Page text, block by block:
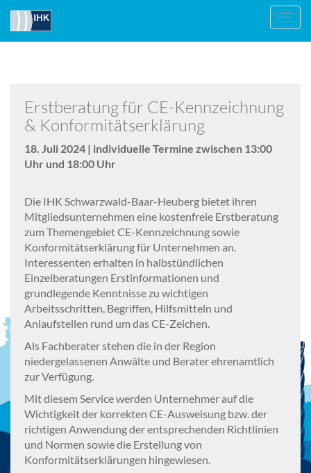
Erstberatung für CE-Kennzeichnung
& Konformitätserklärung
18. Juli 2024 | individuelle Termine zwischen 13:00
Uhr und 18:00 Uhr
Die IHK Schwarzwald-Baar-Heuberg bietet ihren
Mitgliedsunternehmen eine kostenfreie Erstberatung
zum Themengebiet CE-Kennzeichnung sowie
Konformitätserklärung für Unternehmen an.
Interessenten erhalten in halbstündlichen
Einzelberatungen Erstinformationen und
grundlegende Kenntnisse zu wichtigen
Arbeitsschritten, Begriffen, Hilfsmitteln und
Anlaufstellen rund um das CE-Zeichen.
Als Fachberater stehen die in der Region
niedergelassenen Anwälte und Berater ehrenamtlich
zur Verfügung.
Mit diesem Service werden Unternehmer auf die
Wichtigkeit der korrekten CE-Ausweisung bzw. der
richtigen Anwendung der entsprechenden Richtlinien
und Normen sowie die Erstellung von
Konformitätserklärungen hingewiesen.